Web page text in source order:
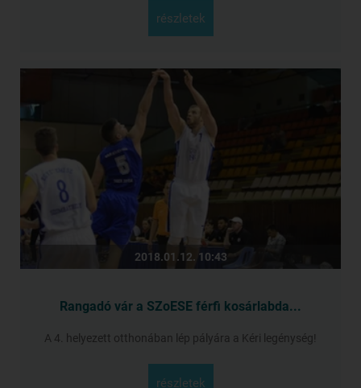
részletek
2018.01.12. 10:43
Rangadó vár a SZoESE férfi kosárlabda...
A 4. helyezett otthonában lép pályára a Kéri legénység!
részletek